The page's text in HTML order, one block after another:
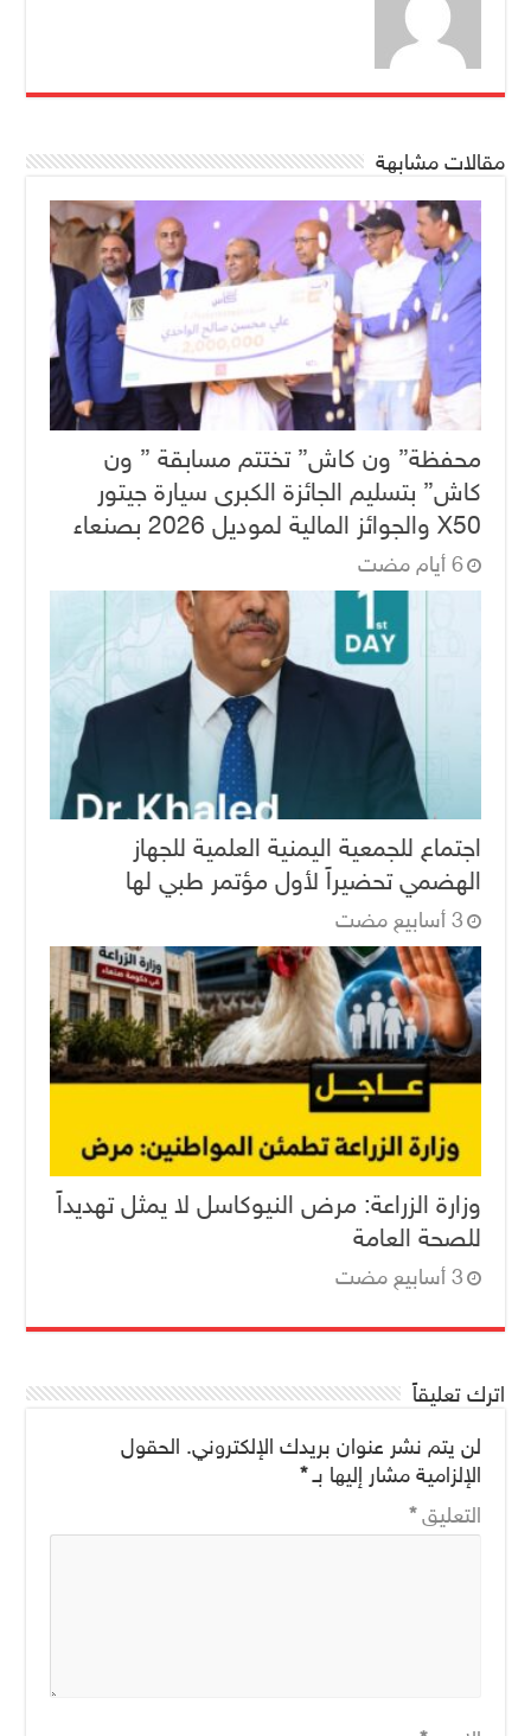
مقالات مشابهة
محفظة” ون كاش” تختتم مسابقة ” ون
كاش” بتسليم الجائزة الكبرى سيارة جيتور
X50 والجوائز المالية لموديل 2026 بصنعاء
‏6 أيام مضت
اجتماع للجمعية اليمنية العلمية للجهاز
الهضمي تحضيراً لأول مؤتمر طبي لها
وزارة الزراعة: مرض النيوكاسل لا يمثل تهديداً
للصحة العامة
اترك تعليقاً
لن يتم نشر عنوان بريدك الإلكتروني. الحقول
الإلزامية مشار إليها بـ*
التعليق*